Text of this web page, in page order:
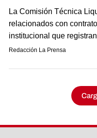
La Comisión Técnica
relacionados con
institucional que
Redacción La Prensa